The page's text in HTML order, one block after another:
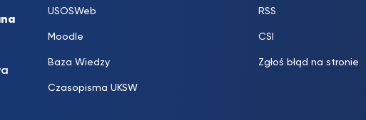
USOSWeb
Moodle
Baza Wiedzy
Czasopisma UKSW
RSS
CSI
Zgłoś błąd na stronie